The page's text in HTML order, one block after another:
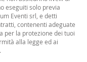
eseguiti solo previa
Eventi srl, e detti
contenenti adeguate
per la protezione dei tuoi
alla legge ed ai